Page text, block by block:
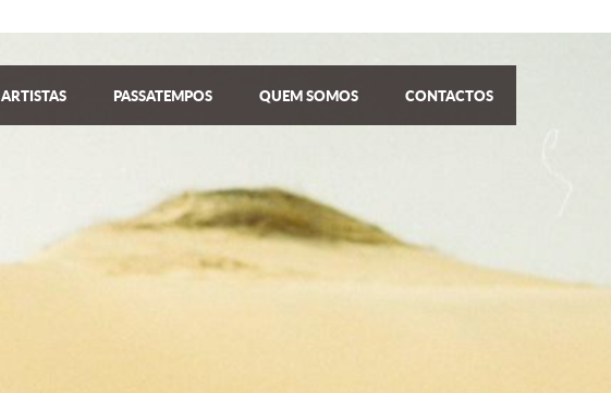
ARTISTAS PASSATEMPOS QUEM SOMOS CONTACTOS